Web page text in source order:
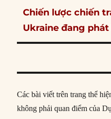
Next
post:
Chiến lược chiến
Ukraine đang
Các bài viết trên trang thể
không phải quan điểm của